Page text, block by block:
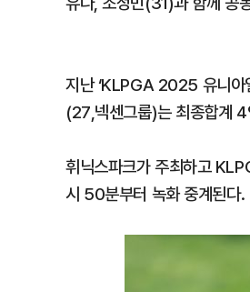
지난 ‘KLPGA 2025 유니아
(27,넥센그룹)는 최종합계
휘닉스파크가 주최하고
시 50분부터 녹화 중계된다.